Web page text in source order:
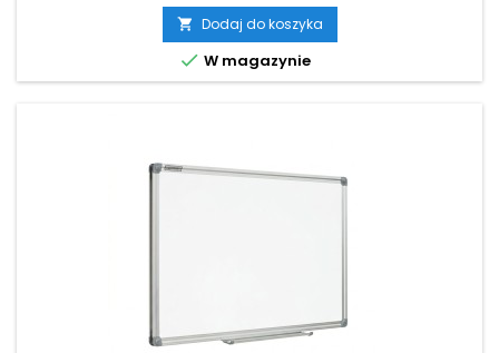
 Dodaj do koszyka
 W magazynie